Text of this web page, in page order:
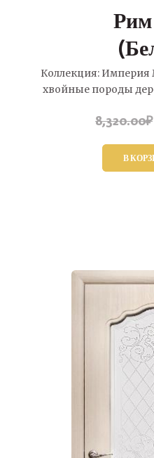
Рим
Коллекция: Империя
хвойные породы
8,320.00₽
В